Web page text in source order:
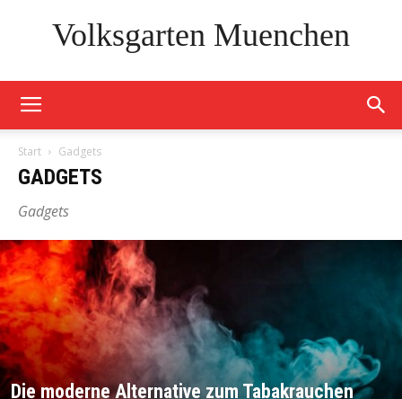
Volksgarten Muenchen
Start Gadgets
GADGETS
Gadgets
Die moderne Alternative zum Tabakrauchen